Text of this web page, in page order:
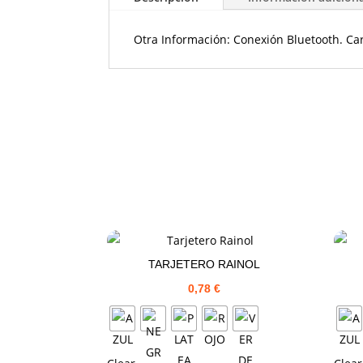
Otra Información: Conexión Bluetooth.
TARJETERO RAINOL
0,78 €